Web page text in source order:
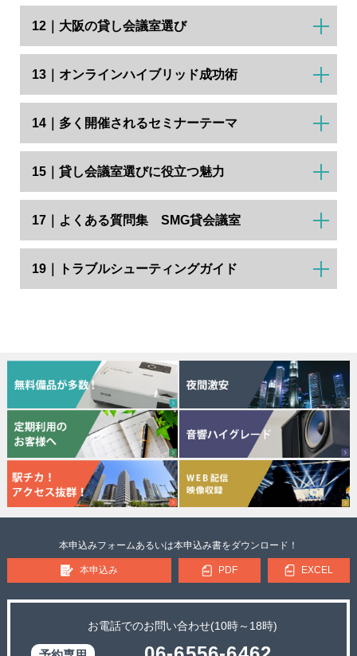
12｜大阪の貸し会議室選び
13｜オンラインハイブリッド成功術
14｜多く開催されるセミナーテーマ
15｜貸し会議室選びに役立つ魅力
17｜よくある質問集 SMG貸会議室
19｜トラブルシューティングガイド
本申込みフォームあるいは本申込み書をダウンロード！
本申込み PDF EXCEL
お電話でのお問い合わせ(10時～18時)